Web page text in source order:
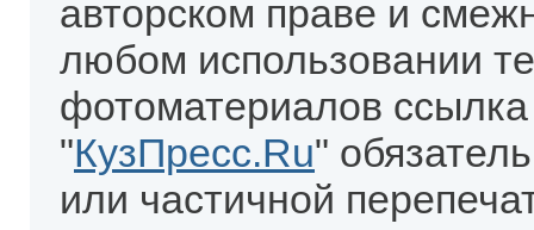
авторском праве и
любом использовании
фотоматериалов
"КузПресс.Ru"
или частичной